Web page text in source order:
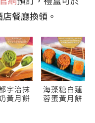
餐廳換領。
宇治抹
黃月餅
海藻糖白蓮
蓉蛋黃月餅